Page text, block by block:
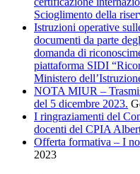
Scioglimento della
Istruzioni operative
documenti da parte
domanda di
piattaforma SIDI
Ministero
NOTA MIUR –
del 5 dicembre 2023.
I ringraziamenti del
docenti del CPIA
Offerta formativa – I
2023